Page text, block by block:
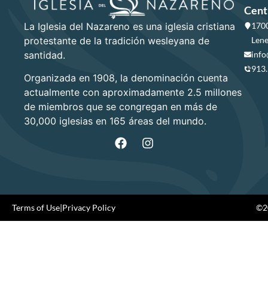
La Iglesia del Nazareno es una iglesia cristiana
protestante de la tradición wesleyana de
santidad.
Organizada en 1908, la denominación cuenta
actualmente con aproximadamente 2.5 millones
de miembros que se congregan en más de
30,000 iglesias en 165 áreas del mundo.
Terms of Use|Privacy Policy